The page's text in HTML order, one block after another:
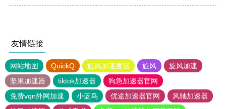
友情链接
网站地图 QuickQ 旋风加速度器 旋风
旋风加速
坚果加速器
tiktok加速器
狗急加速器官网
免费vqn外网加速
小蓝鸟 优途加速器官网
风驰加速器